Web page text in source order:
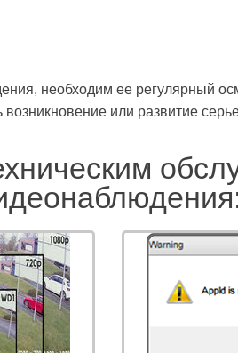
необходим ее регулярный
или развитие